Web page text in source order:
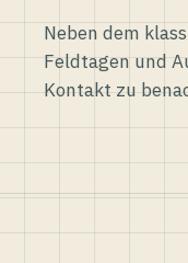
Neben dem
Feldtagen und
Kontakt zu